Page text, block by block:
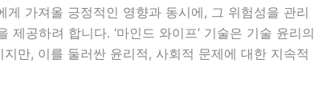
게 가져올 긍정적인 영향과 동시에, 그 위험성을 관리
제공하려 합니다. ‘마인드 와이프’ 기술은 기술 윤리의
만, 이를 둘러싼 윤리적, 사회적 문제에 대한 지속적